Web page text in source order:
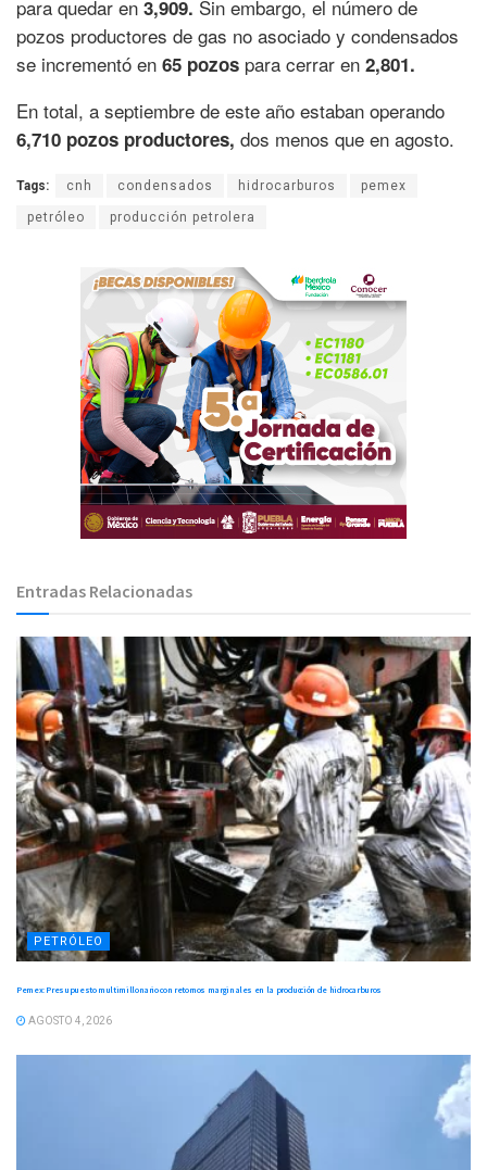
para quedar en 3,909. Sin embargo, el número de
pozos productores de gas no asociado y condensados
se incrementó en 65 pozos para cerrar en 2,801.
En total, a septiembre de este año estaban operando
6,710 pozos productores, dos menos que en agosto.
Tags: cnh condensados hidrocarburos pemex
petróleo producción petrolera
Entradas Relacionadas
PETRÓLEO
Pemex: Presupuesto multimillonario con retornos marginales en la producción de hidrocarburos
AGOSTO 4, 2026